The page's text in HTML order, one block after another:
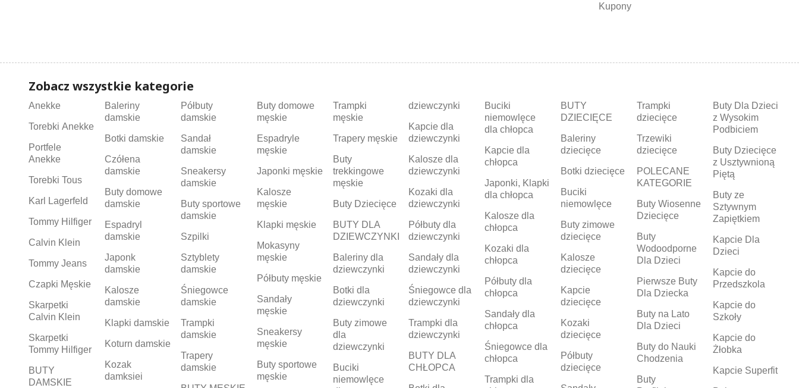
Kupony
Zobacz wszystkie kategorie
Anekke
Torebki Anekke
Portfele
Anekke
Torebki Tous
Karl Lagerfeld
Tommy Hilfiger
Calvin Klein
Tommy Jeans
Czapki Męskie
Skarpetki
Calvin Klein
Skarpetki
Tommy Hilfiger
BUTY
DAMSKIE
Baleriny
damskie
Botki damskie
Czółena
damskie
Buty domowe
damskie
Espadryl
damskie
Japonk
damskie
Kalosze
damskie
Klapki damskie
Koturn damskie
Kozak
damksiei
Półbuty
damskie
Sandał
damskie
Sneakersy
damskie
Buty sportowe
damskie
Szpilki
Sztyblety
damskie
Śniegowce
damskie
Trampki
damskie
Trapery
damskie
Buty domowe
męskie
Espadryle
męskie
Japonki męskie
Kalosze
męskie
Klapki męskie
Mokasyny
męskie
Półbuty męskie
Sandały
męskie
Sneakersy
męskie
Buty sportowe
męskie
Trampki
męskie
Trapery męskie
Buty
trekkingowe
męskie
Buty Dziecięce
BUTY DLA
DZIEWCZYNKI
Baleriny dla
dziewczynki
Botki dla
dziewczynki
Buty zimowe
dla
dziewczynki
Buciki
niemowlęce
dziewczynki
Kapcie dla
dziewczynki
Kalosze dla
dziewczynki
Kozaki dla
dziewczynki
Półbuty dla
dziewczynki
Sandały dla
dziewczynki
Śniegowce dla
dziewczynki
Trampki dla
dziewczynki
BUTY DLA
CHŁOPCA
Buciki
niemowlęce
dla chłopca
Kapcie dla
chłopca
Japonki, Klapki
dla chłopca
Kalosze dla
chłopca
Kozaki dla
chłopca
Półbuty dla
chłopca
Sandały dla
chłopca
Śniegowce dla
chłopca
Trampki dla
BUTY
DZIECIĘCE
Baleriny
dziecięce
Botki dziecięce
Buciki
niemowlęce
Buty zimowe
dziecięce
Kalosze
dziecięce
Kapcie
dziecięce
Kozaki
dziecięce
Półbuty
dziecięce
Trampki
dziecięce
Trzewiki
dziecięce
POLECANE
KATEGORIE
Buty Wiosenne
Dziecięce
Buty
Wodoodporne
Dla Dzieci
Pierwsze Buty
Dla Dziecka
Buty na Lato
Dla Dzieci
Buty do Nauki
Chodzenia
Buty
Buty Dla Dzieci
z Wysokim
Podbiciem
Buty Dziecięce
z Usztywnioną
Piętą
Buty ze
Sztywnym
Zapiętkiem
Kapcie Dla
Dzieci
Kapcie do
Przedszkola
Kapcie do
Szkoły
Kapcie do
Żłobka
Kapcie Superfit